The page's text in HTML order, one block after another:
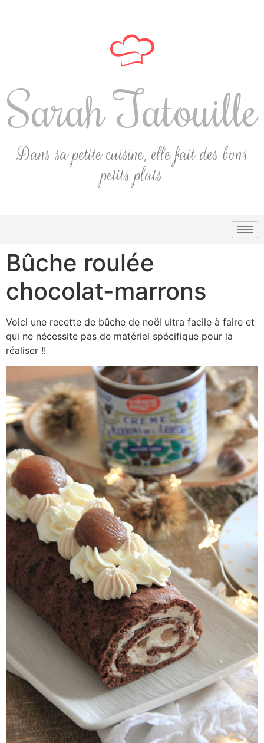
Sarah Tatouille
Dans sa petite cuisine, elle fait des bons
petits plats
Bûche roulée
chocolat-marrons
Voici une recette de bûche de noël ultra facile à faire et
qui ne nécessite pas de matériel spécifique pour la
réaliser !!